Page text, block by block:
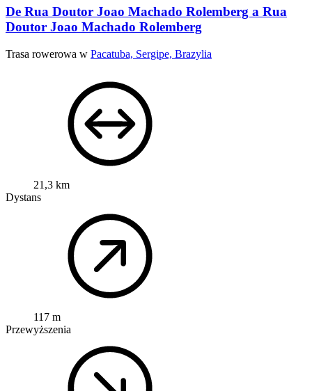
De Rua Doutor Joao Machado Rolemberg a Rua
Doutor Joao Machado Rolemberg
Trasa rowerowa w Pacatuba, Sergipe, Brazylia
21,3 km
Dystans
117 m
Przewyższenia